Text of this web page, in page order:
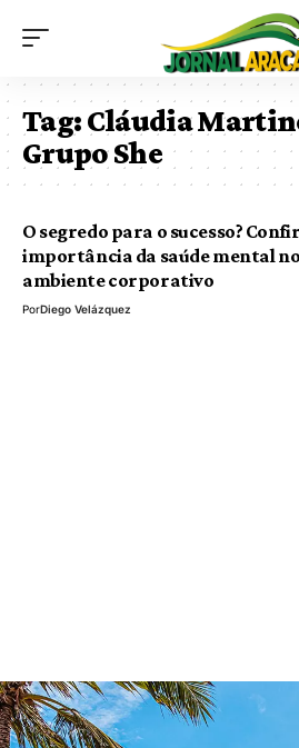
Tag:Cláudia
Grupo She
O segredo para o sucesso?
importância da saúde mental no
ambiente corporativo
PorDiego Velázquez